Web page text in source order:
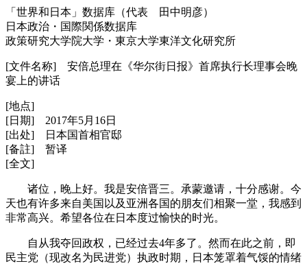
「世界和日本」数据库（代表 田中明彦）
日本政治・国際関係数据库
政策研究大学院大学・東京大学東洋文化研究所
[文件名称] 安倍总理在《华尔街日报》首席执行长理事会晚
宴上的讲话
[地点]
[日期] 2017年5月16日
[出处] 日本国首相官邸
[备註] 暂译
[全文]
诸位，晚上好。我是安倍晋三。承蒙邀请，十分感谢。今
天也有许多来自美国以及亚洲各国的朋友们相聚一堂，我感到
非常高兴。希望各位在日本度过愉快的时光。
自从我夺回政权，已经过去4年多了。然而在此之前，即
民主党（现改名为民进党）执政时期，日本笼罩着气馁的情绪